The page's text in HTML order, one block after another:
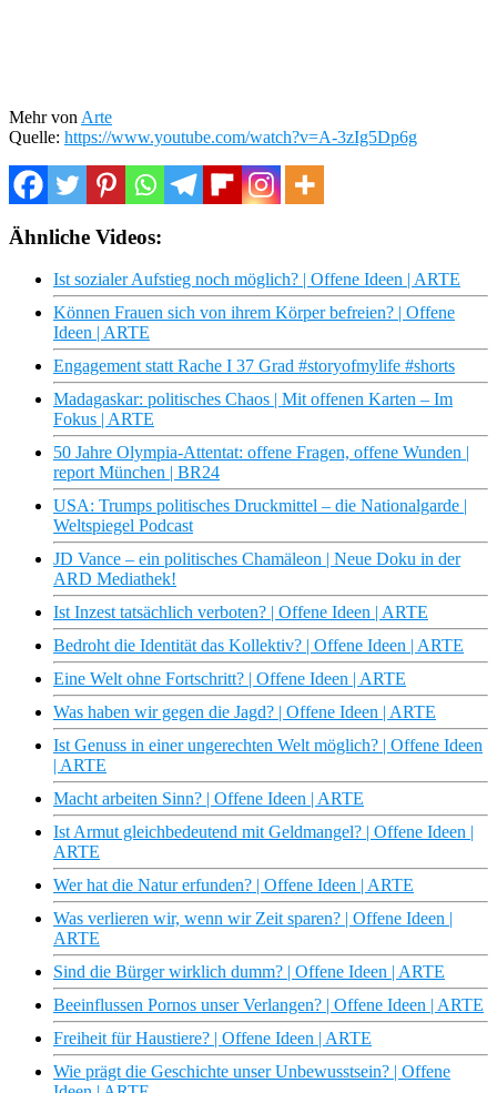
Mehr von Arte
Quelle: https://www.youtube.com/watch?v=A-3zIg5Dp6g
Ähnliche Videos:
Ist sozialer Aufstieg noch möglich? | Offene Ideen | ARTE
Können Frauen sich von ihrem Körper befreien? | Offene
Ideen | ARTE
Engagement statt Rache I 37 Grad #storyofmylife #shorts
Madagaskar: politisches Chaos | Mit offenen Karten – Im
Fokus | ARTE
50 Jahre Olympia-Attentat: offene Fragen, offene Wunden |
report München | BR24
USA: Trumps politisches Druckmittel – die Nationalgarde |
Weltspiegel Podcast
JD Vance – ein politisches Chamäleon | Neue Doku in der
ARD Mediathek!
Ist Inzest tatsächlich verboten? | Offene Ideen | ARTE
Bedroht die Identität das Kollektiv? | Offene Ideen | ARTE
Eine Welt ohne Fortschritt? | Offene Ideen | ARTE
Was haben wir gegen die Jagd? | Offene Ideen | ARTE
Ist Genuss in einer ungerechten Welt möglich? | Offene Ideen
| ARTE
Macht arbeiten Sinn? | Offene Ideen | ARTE
Ist Armut gleichbedeutend mit Geldmangel? | Offene Ideen |
ARTE
Wer hat die Natur erfunden? | Offene Ideen | ARTE
Was verlieren wir, wenn wir Zeit sparen? | Offene Ideen |
ARTE
Sind die Bürger wirklich dumm? | Offene Ideen | ARTE
Beeinflussen Pornos unser Verlangen? | Offene Ideen | ARTE
Freiheit für Haustiere? | Offene Ideen | ARTE
Wie prägt die Geschichte unser Unbewusstsein? | Offene